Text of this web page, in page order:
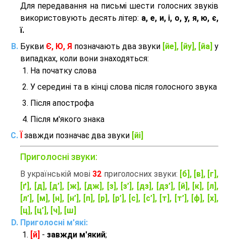
Для передавання на письмі шести голосних звуків
використовують десять літер: а, е, и, і, о, у, я, ю, є,
ї.
Букви Є, Ю, Я позначають два звуки [йе], [йу], [йа] у
випадках, коли вони знаходяться:
На початку слова
У середині та в кінці слова після голосного звука
Після апострофа
Після м'якого знака
завжди позначає два звуки [йі]
Приголосні звуки:
В українській мові 32 приголосних звуки: [б], [в], [г],
[ґ], [д], [д’], [ж], [дж], [з], [з’], [дз], [дз’], [й], [к], [л],
[л’], [м], [н], [н’], [п], [р], [р’], [с], [с’], [т], [т’], [ф], [х],
[ц], [ц’], [ч], [ш]
Приголосні м'які:
[й] - завжди м'який;